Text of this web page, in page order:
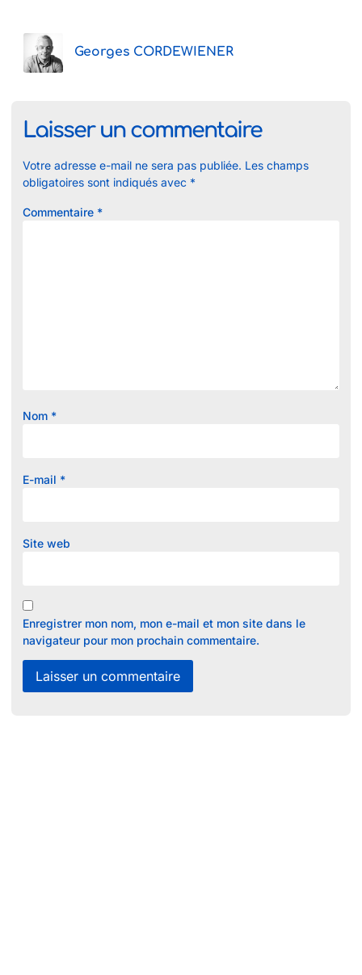
Georges CORDEWIENER
Laisser un commentaire
Votre adresse e-mail ne sera pas publiée. Les champs
obligatoires sont indiqués avec *
Commentaire *
Nom *
E-mail *
Site web
Enregistrer mon nom, mon e-mail et mon site dans le
navigateur pour mon prochain commentaire.